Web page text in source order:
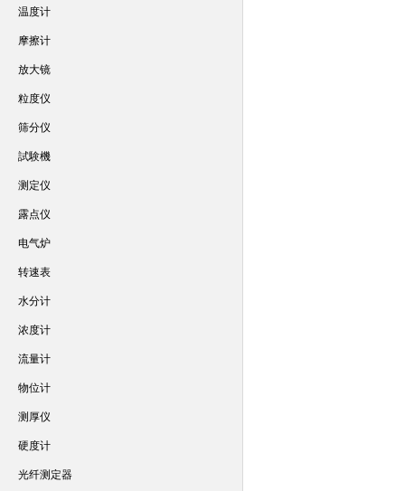
温度计
摩擦计
放大镜
粒度仪
筛分仪
試験機
测定仪
露点仪
电气炉
转速表
水分计
浓度计
流量计
物位计
测厚仪
硬度计
光纤测定器